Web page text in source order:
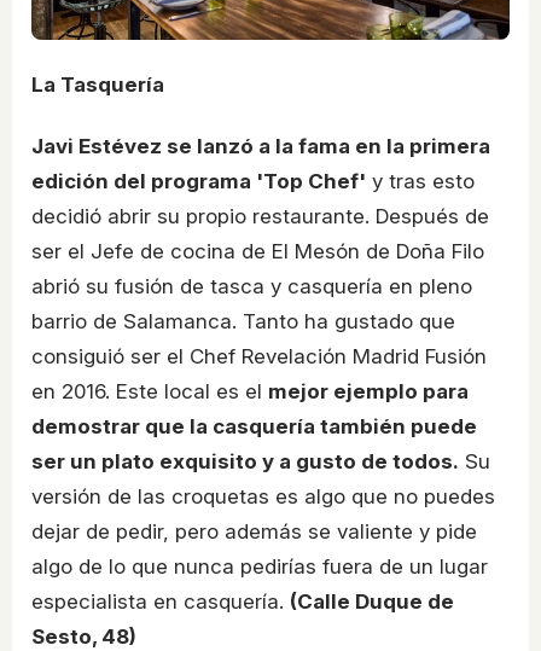
La Tasquería
Javi Estévez se lanzó a la fama en la primera
edición del programa 'Top Chef' y tras esto
decidió abrir su propio restaurante. Después de
ser el Jefe de cocina de El Mesón de Doña Filo
abrió su fusión de tasca y casquería en pleno
barrio de Salamanca. Tanto ha gustado que
consiguió ser el Chef Revelación Madrid Fusión
en 2016. Este local es el mejor ejemplo para
demostrar que la casquería también puede
ser un plato exquisito y a gusto de todos. Su
versión de las croquetas es algo que no puedes
dejar de pedir, pero además se valiente y pide
algo de lo que nunca pedirías fuera de un lugar
especialista en casquería. (Calle Duque de
Sesto, 48)